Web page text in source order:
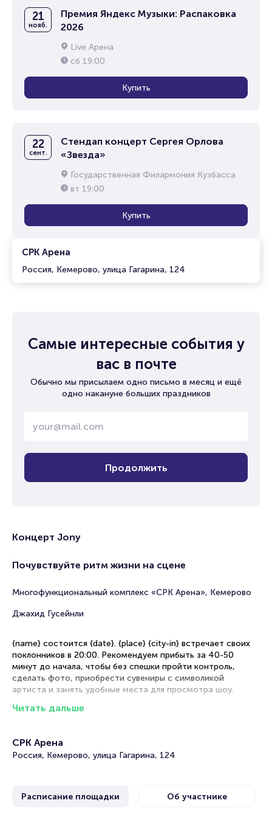
СРК Арена
Россия, Кемерово, улица Гагарина, 124
21
нояб.
Премия Яндекс Музыки: Распаковка
2026
Live Арена
сб 19:00
Купить
22
сент.
Стендап концерт Сергея Орлова
«Звезда»
Государственная Филармония Кузбасса
вт 19:00
Купить
Самые интересные события у
вас в почте
Обычно мы присылаем одно письмо в месяц и ещё
одно накануне больших праздников
Продолжить
Концерт Jony
Почувствуйте ритм жизни на сцене
Многофункциональный комплекс «СРК Арена», Кемерово
Джахид Гусейнли
{name} состоится {date}. {place} {city-in} встречает своих
поклонников в 20:00. Рекомендуем прибыть за 40-50
минут до начала, чтобы без спешки пройти контроль,
сделать фото, приобрести сувениры с символикой
артиста и занять удобные места для просмотра шоу.
Рекомендации по выбору мест
Танцевальный партер — идеальная зона для активных
фанатов, желающих двигаться в такт музыке и быть ближе
к своему кумиру
Сидячие места — комфортный вариант для спокойного
Читать дальше
СРК Арена
Россия, Кемерово, улица Гагарина, 124
Расписание площадки Об участнике